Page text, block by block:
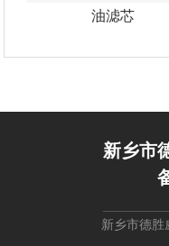
油滤芯
新乡市
新乡市德胜